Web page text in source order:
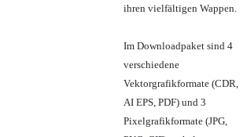
ihren vielfältigen Wappen.
Im Downloadpaket sind 4
verschiedene
Vektorgrafikformate (CDR,
AI EPS, PDF) und 3
Pixelgrafikformate (JPG,